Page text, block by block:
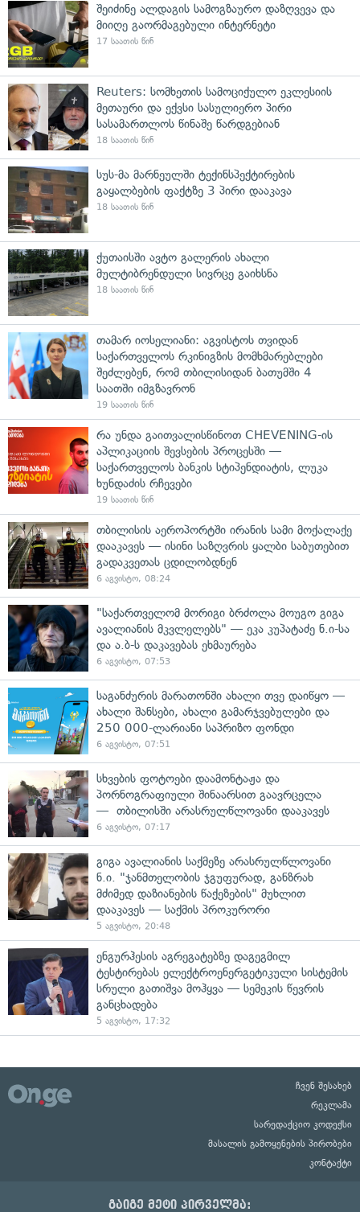
შეიძინე ალდაგის სამოგზაურო დაზღვევა და
მიიღე გაორმაგებული ინტერნეტი
17 საათის წინ
Reuters: სომხეთის სამოციქულო ეკლესიის
მეთაური და ექვსი სასულიერო პირი
სასამართლოს წინაშე წარდგებიან
18 საათის წინ
სუს-მა მარნეულში ტექინსპექტირების
გაყალბების ფაქტზე 3 პირი დააკავა
18 საათის წინ
ქუთაისში ავტო გალერის ახალი
მულტიბრენდული სივრცე გაიხსნა
18 საათის წინ
თამარ იოსელიანი: აგვისტოს თვიდან
საქართველოს რკინიგზის მომხმარებლები
შეძლებენ, რომ თბილისიდან ბათუმში 4
საათში იმგზავრონ
19 საათის წინ
რა უნდა გაითვალისწინოთ CHEVENING-ის
აპლიკაციის შევსების პროცესში —
საქართველოს ბანკის სტიპენდიატის, ლუკა
ხუნდაძის რჩევები
19 საათის წინ
თბილისის აეროპორტში ირანის სამი მოქალაქე
დააკავეს — ისინი საზღვრის ყალბი საბუთებით
გადაკვეთას ცდილობდნენ
6 აგვისტო, 08:24
"საქართველომ მორიგი ბრძოლა მოუგო გიგა
ავალიანის მკვლელებს" — ეკა კუპატაძე ნ.ი-სა
და ა.ბ-ს დაკავებას ეხმაურება
6 აგვისტო, 07:53
საგანძურის მარათონში ახალი თვე დაიწყო —
ახალი შანსები, ახალი გამარჯვებულები და
250 000-ლარიანი საპრიზო ფონდი
6 აგვისტო, 07:51
სხვების ფოტოები დაამონტაჟა და
პორნოგრაფიული შინაარსით გაავრცელა
— თბილისში არასრულწლოვანი დააკავეს
6 აგვისტო, 07:17
გიგა ავალიანის საქმეზე არასრულწლოვანი
ნ.ი. "ჯანმთელობის ჯგუფურად, განზრახ
მძიმედ დაზიანების წაქეზების" მუხლით
დააკავეს — საქმის პროკურორი
5 აგვისტო, 20:48
ენგურჰესის აგრეგატებზე დაგეგმილ
ტესტირებას ელექტროენერგეტიკული სისტემის
სრული გათიშვა მოჰყვა — სემეკის წევრის
განცხადება
5 აგვისტო, 17:32
ჩვენ შესახებ
რეკლამა
სარედაქციო კოდექსი
მასალის გამოყენების პირობები
კონტაქტი
გაიგე მეტი პირველმა: